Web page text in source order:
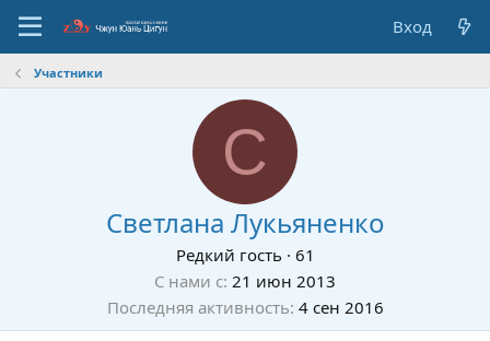
Вход
Участники
С
Светлана Лукьяненко
Редкий гость · 61
С нами с 21 июн 2013
Последняя активность 4 сен 2016